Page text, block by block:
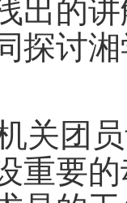
出的
探讨
关团
重要